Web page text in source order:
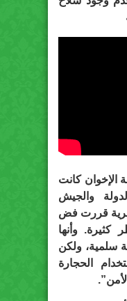
الإخوان كانت
والجيش
قررت فض
كثيرة. وأنها
سلمية، ولكن
الحجارة